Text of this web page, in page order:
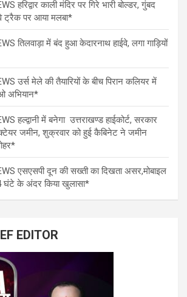
हरिद्वार काली मंदिर पर गिरे भारी बोल्डर, गुंबद
ट्रैक पर आया मलबा*
तिलवाड़ा में बंद हुआ केदारनाथ हाईवे, लगा गाड़ियों
उर्स मेले की तैयारियों के बीच पिरान कलियर में
अभियान*
हल्द्वानी में बनेगा उत्तराखण्ड हाईकोर्ट, सरकार
जमीन, शुक्रवार को हुई कैबिनेट ने जमीन
एसएसपी दून की सख्ती का दिखता असर,मोबाइल
घंटे के अंदर किया खुलासा*
EDITOR